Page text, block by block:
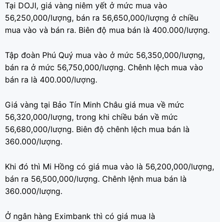
Tại DOJI, giá vàng niêm yết ở mức mua vào
56,250,000/lượng, bán ra 56,650,000/lượng ở chiều
mua vào và bán ra. Biên độ mua bán là 400.000/lượng.
Tập đoàn Phú Quý mua vào ở mức 56,350,000/lượng,
bán ra ở mức 56,750,000/lượng. Chênh lệch mua vào
bán ra là 400.000/lượng.
Giá vàng tại Bảo Tín Minh Châu giá mua về mức
56,320,000/lượng, trong khi chiều bán về mức
56,680,000/lượng. Biên độ chênh lệch mua bán là
360.000/lượng.
Khi đó thì Mi Hồng có giá mua vào là 56,200,000/lượng,
bán ra 56,500,000/lượng. Chênh lệnh mua bán là
360.000/lượng.
Ở ngân hàng Eximbank thì có giá mua là